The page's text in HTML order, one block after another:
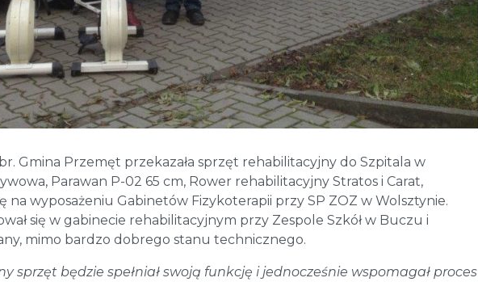
Gmina Przemęt przekazała sprzęt rehabilitacyjny do Szpitala w
Parawan P-02 65 cm, Rower rehabilitacyjny Stratos i Carat,
na wyposażeniu Gabinetów Fizykoterapii przy SP ZOZ w Wolsztynie.
się w gabinecie rehabilitacyjnym przy Zespole Szkół w Buczu i
mimo bardzo dobrego stanu technicznego.
sprzęt będzie spełniał swoją funkcję i jednocześnie wspomagał proces